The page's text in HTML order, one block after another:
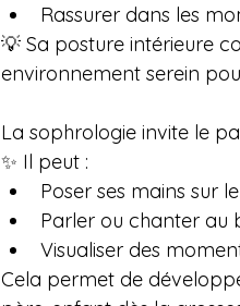
Rassurer dans les
💡 Sa posture intérieure
environnement serein
La sophrologie invite le
✨ Il peut :
Poser ses mains sur
Parler ou chanter au
Visualiser des
Cela permet de